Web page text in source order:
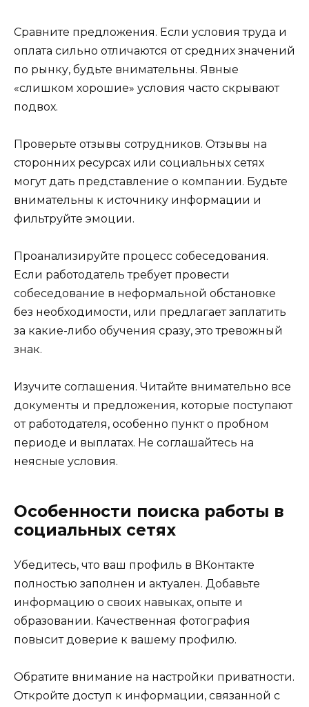
Сравните предложения. Если условия труда и
оплата сильно отличаются от средних значений
по рынку, будьте внимательны. Явные
«слишком хорошие» условия часто скрывают
подвох.
Проверьте отзывы сотрудников. Отзывы на
сторонних ресурсах или социальных сетях
могут дать представление о компании. Будьте
внимательны к источнику информации и
фильтруйте эмоции.
Проанализируйте процесс собеседования.
Если работодатель требует провести
собеседование в неформальной обстановке
без необходимости, или предлагает заплатить
за какие-либо обучения сразу, это тревожный
знак.
Изучите соглашения. Читайте внимательно все
документы и предложения, которые поступают
от работодателя, особенно пункт о пробном
периоде и выплатах. Не соглашайтесь на
неясные условия.
Особенности поиска работы в
социальных сетях
Убедитесь, что ваш профиль в ВКонтакте
полностью заполнен и актуален. Добавьте
информацию о своих навыках, опыте и
образовании. Качественная фотография
повысит доверие к вашему профилю.
Обратите внимание на настройки приватности.
Откройте доступ к информации, связанной с